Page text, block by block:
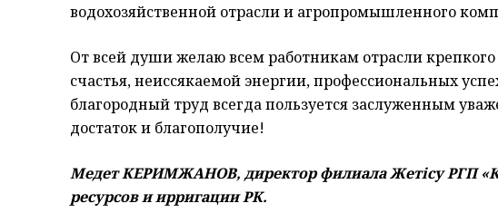
водохозяйственной отрасли и агропромышленного
От всей души желаю всем работникам отрасли крепкого
счастья, неиссякаемой энергии, профессиональных
благородный труд всегда пользуется заслуженным
достаток и благополучие!
Медет КЕРИМЖАНОВ, директор филиала Жетісу РГП
ресурсов иирригации РК.